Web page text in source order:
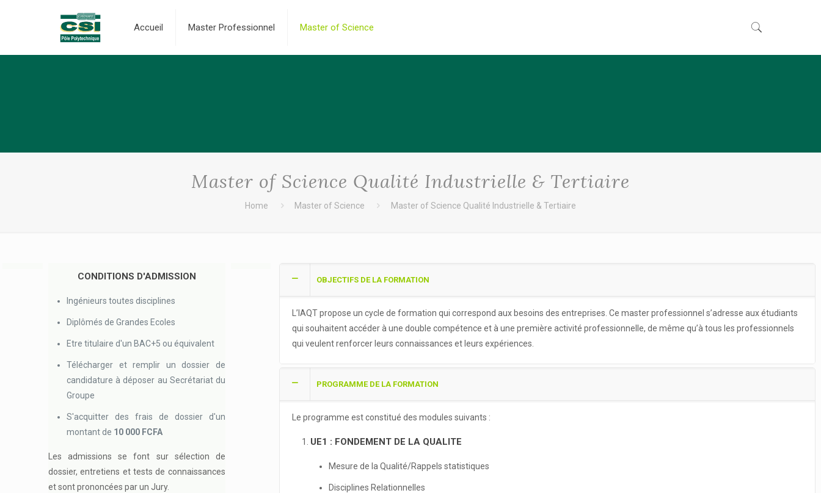
Accueil Master Professionnel Master of Science
Master of Science Qualité Industrielle & Tertiaire
Home Master of Science Master of Science Qualité Industrielle & Tertiaire
CONDITIONS D'ADMISSION
Ingénieurs toutes disciplines
Diplômés de Grandes Ecoles
Etre titulaire d'un BAC+5 ou équivalent
Télécharger et remplir un dossier de
candidature à déposer au Secrétariat du
Groupe
S'acquitter des frais de dossier d'un
montant de 10 000 FCFA
Les admissions se font sur sélection de
dossier, entretiens et tests de connaissances
et sont prononcées par un Jury.
OBJECTIFS DE LA FORMATION
L’IAQT propose un cycle de formation qui correspond aux besoins des entreprises. Ce master professionnel s’adresse aux étudiants
qui souhaitent accéder à une double compétence et à une première activité professionnelle, de même qu’à tous les professionnels
qui veulent renforcer leurs connaissances et leurs expériences.
PROGRAMME DE LA FORMATION
Le programme est constitué des modules suivants :
UE1 : FONDEMENT DE LA QUALITE
Mesure de la Qualité/Rappels statistiques
Disciplines Relationnelles